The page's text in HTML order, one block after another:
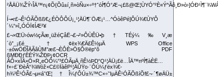
Í¬•r£¬Ê¹ÓÃÕßß€¿ÉÒÔÔÚ¡¸¹¦ÄÜ¶¨ÖÆ¡¹…^ÓòêPé]ÔÚ¾€ÙYÔ
´¼°»î„ÓÓÏ¢ÍÆ²¥
£¬×ŒÜ›ów½çÃæ¸üžéÇåË¬£¬²»ÔÙÊÜ•þ†TÉý¼‰V¸æ
´ò”_¡£é_†¢ëx¾€Ä£Ê½µÄ WPS Office
·±ówÖÐÎÄÃâÙM°æ£¬ÈÔÈ»Ö§Ô®ëp“ô PDF
ßMÐÐƒÈÈÝ¾ŽÐÞ¡¢OCR
ÂÔ×xÎÄ×Ö×R„eÒÔ¼°³£ÓÃµÄ¸ñÊ½ÞD“Q¹¦ÄÜ¡£ë…ÎÄ™nºÍ¶àÈË…
f×÷£¨ÐèÂ“¾Wòž×C£©ÏàêP¹¦ÄÜŸo·¨ÔÚ¼ƒëx¾€­
h¾³Ê¹ÓÃ£¬µ«á˜Œ¦†Î¼ƒÔÚ±¾™C×÷˜IµÄÊ¹ÓÃÕßíÕf£¬·´¶øÄÜ±